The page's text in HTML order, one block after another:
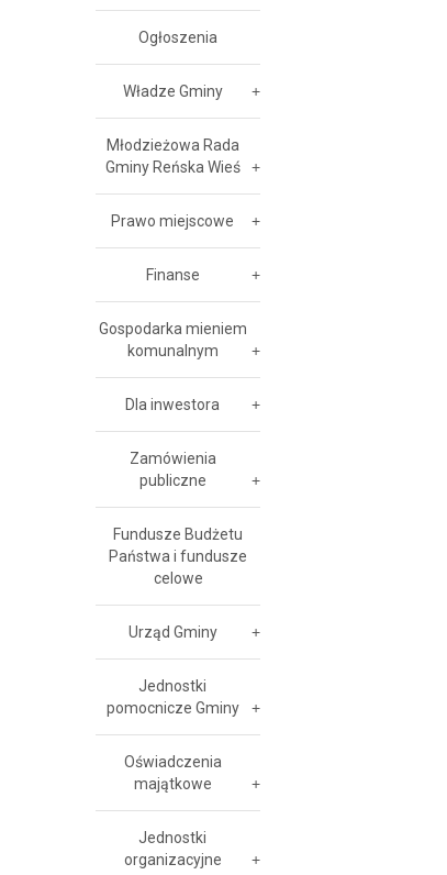
Ogłoszenia
Władze Gminy
Młodzieżowa Rada
Gminy Reńska Wieś
Prawo miejscowe
Finanse
Gospodarka mieniem
komunalnym
Dla inwestora
Zamówienia
publiczne
Fundusze Budżetu
Państwa i fundusze
celowe
Urząd Gminy
Jednostki
pomocnicze Gminy
Oświadczenia
majątkowe
Jednostki
organizacyjne